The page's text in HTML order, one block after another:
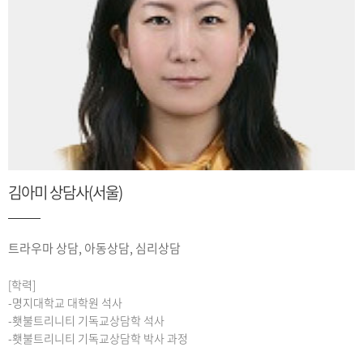
김아미 상담사(서울)
트라우마 상담, 아동상담, 심리상담
[학력]
-명지대학교 대학원 석사
-횃불트리니티 기독교상담학 석사
-횃불트리니티 기독교상담학 박사 과정